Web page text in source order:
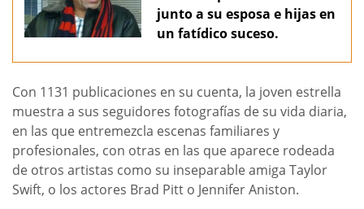
junto a su esposa e hijas en
un fatídico suceso.
Con 1131 publicaciones en su cuenta, la joven estrella
muestra a sus seguidores fotografías de su vida diaria,
en las que entremezcla escenas familiares y
profesionales, con otras en las que aparece rodeada
de otros artistas como su inseparable amiga Taylor
Swift, o los actores Brad Pitt o Jennifer Aniston.